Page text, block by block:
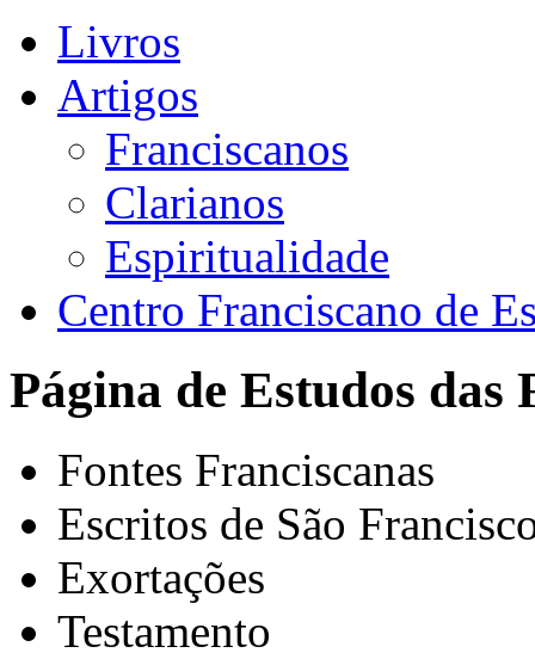
Livros
Artigos
Franciscanos
Clarianos
Espiritualidade
Centro Franciscano de
Página de Estudos das
Fontes Franciscanas
Escritos de São
Exortações
Testamento